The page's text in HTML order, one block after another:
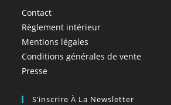
Contact
Règlement intérieur
Mentions légales
Conditions générales de vente
Presse
S’inscrire À La Newsletter